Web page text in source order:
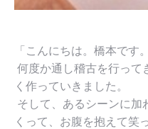
「こんにちは。橋本です。
何度か通し稽古を行って
く作っていきました。
そして、あるシーンに加
くって、 お腹を抱えて笑